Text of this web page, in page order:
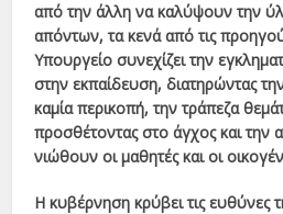
από την άλλη να καλύψουν την
απόντων, τα κενά από τις
Υπουργείο συνεχίζει την
στην εκπαίδευση, διατηρώντας
καμία περικοπή, την τράπεζα
προσθέτοντας στο άγχος και
νιώθουν οι μαθητές και οι
Η κυβέρνηση κρύβει τις ευθύνες